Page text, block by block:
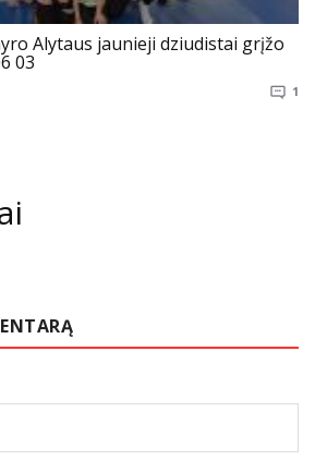
Alytaus jaunieji dziudistai grįžo
03
1